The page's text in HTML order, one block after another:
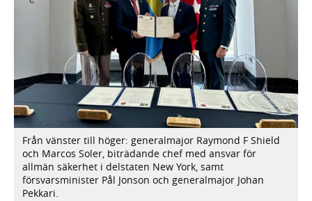
Från vänster till höger: generalmajor Raymond F Shield
och Marcos Soler, biträdande chef med ansvar för
allmän säkerhet i delstaten New York, samt
försvarsminister Pål Jonson och generalmajor Johan
Pekkari.